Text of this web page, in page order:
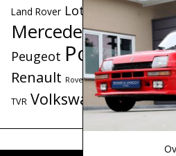
Land Rover Lotus Maserati
Mercedes-Benz MG
Peugeot Porsche Range
Renault Rover Saab Simca Toyota
TVR VolkswagenVolvo